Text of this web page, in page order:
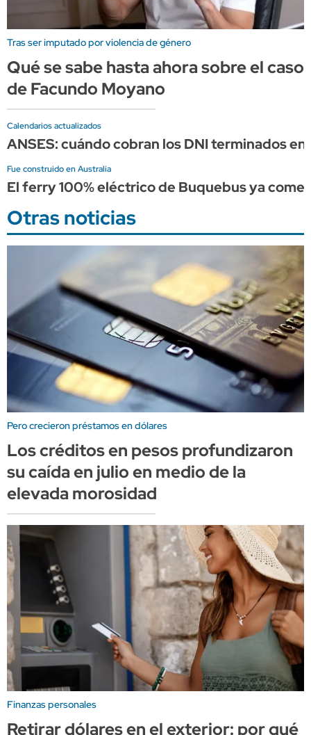
Tras ser imputado por violencia de género
Qué se sabe hasta ahora sobre el caso
de Facundo Moyano
Calendarios actualizados
ANSES: cuándo cobran los DNI terminados
Fue construido en Australia
El ferry 100% eléctrico de Buquebus ya
Otras noticias
Pero crecieron préstamos en dólares
Los créditos en pesos profundizaron
su caída en julio en medio de la
elevada morosidad
Finanzas personales
Retirar dólares en el exterior: por qué